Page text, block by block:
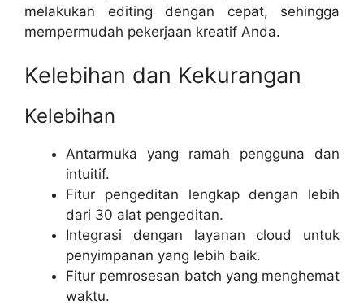
melakukan editing dengan cepat, sehingga
mempermudah pekerjaan kreatif Anda.
Kelebihan dan Kekurangan
Kelebihan
Antarmuka yang ramah pengguna dan
intuitif.
Fitur pengeditan lengkap dengan lebih
dari 30 alat pengeditan.
Integrasi dengan layanan cloud untuk
penyimpanan yang lebih baik.
Fitur pemrosesan batch yang menghemat
waktu.